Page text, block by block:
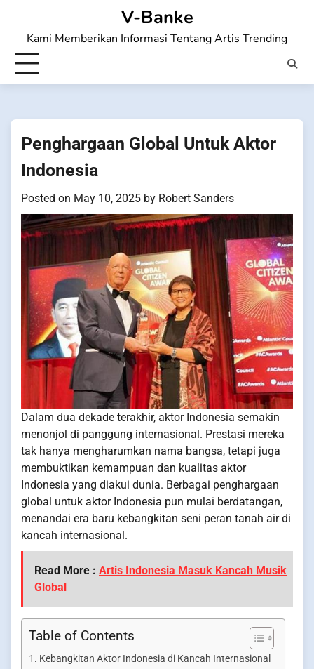
content
V-Banke
Kami Memberikan Informasi Tentang Artis Trending
Penghargaan Global Untuk Aktor
Indonesia
Posted on May 10, 2025 by Robert Sanders
Dalam dua dekade terakhir, aktor Indonesia semakin
menonjol di panggung internasional. Prestasi mereka
tak hanya mengharumkan nama bangsa, tetapi juga
membuktikan kemampuan dan kualitas aktor
Indonesia yang diakui dunia. Berbagai penghargaan
global untuk aktor Indonesia pun mulai berdatangan,
menandai era baru kebangkitan seni peran tanah air di
kancah internasional.
Read More : Artis Indonesia Masuk Kancah Musik
Global
Table of Contents
Kebangkitan Aktor Indonesia di Kancah Internasional